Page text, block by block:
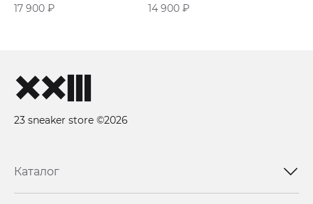
17 900 ₽ 14 900 ₽
23 sneaker store ©2026
Каталог